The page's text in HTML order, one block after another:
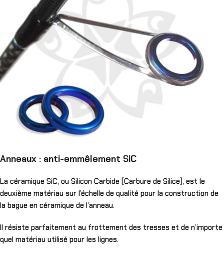
Anneaux : anti-emmêlement SiC
La céramique SiC, ou Silicon Carbide (Carbure de Silice), est le
deuxième matériau sur l’échelle de qualité pour la construction de
la bague en céramique de l’anneau.
Il résiste parfaitement au frottement des tresses et de n’importe
quel matériau utilisé pour les lignes.